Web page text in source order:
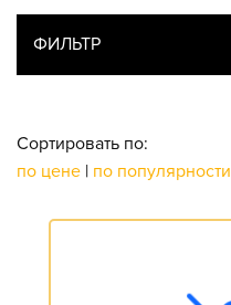
ФИЛЬТР
Сортировать по:
по цене | по популярности